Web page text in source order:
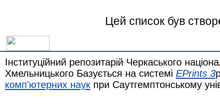
Цей список був
Інституційний репозитарій Черкаського
Хмельницького Базується на системі EPrints 3
комп'ютерних наук при Саутгемптонському